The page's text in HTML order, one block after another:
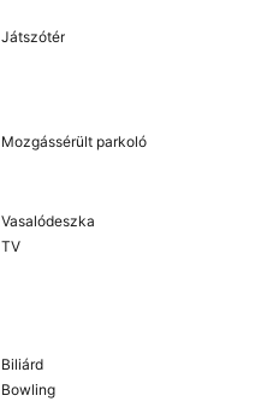
Játszótér
Mozgássérült parkoló
Vasalódeszka
TV
Biliárd
Bowling